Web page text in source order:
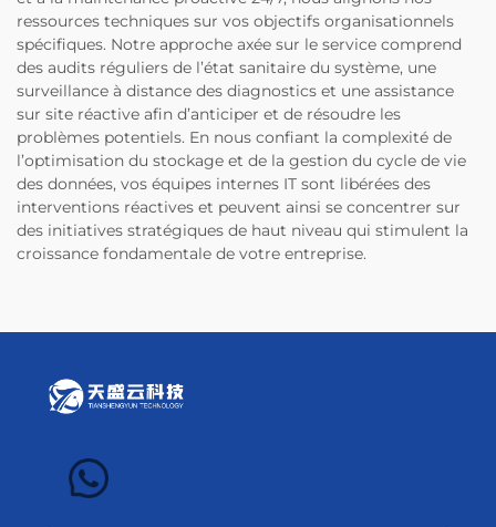
ressources techniques sur vos objectifs organisationnels
spécifiques. Notre approche axée sur le service comprend
des audits réguliers de l’état sanitaire du système, une
surveillance à distance des diagnostics et une assistance
sur site réactive afin d’anticiper et de résoudre les
problèmes potentiels. En nous confiant la complexité de
l’optimisation du stockage et de la gestion du cycle de vie
des données, vos équipes internes IT sont libérées des
interventions réactives et peuvent ainsi se concentrer sur
des initiatives stratégiques de haut niveau qui stimulent la
croissance fondamentale de votre entreprise.